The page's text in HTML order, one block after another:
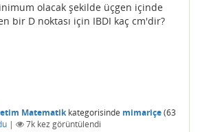
olacak şekilde üçgen içinde
bir D noktası için IBDI kaç cm'dir?
Matematikkategorisinde mimariçe(63
| 7k kez görüntülendi